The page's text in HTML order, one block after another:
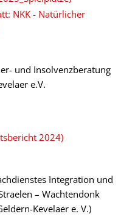
NKK - Natürlicher
und Insolvenzberatung
e.V.
2024)
Integration und
– Wachtendonk
Kevelaer e. V.)